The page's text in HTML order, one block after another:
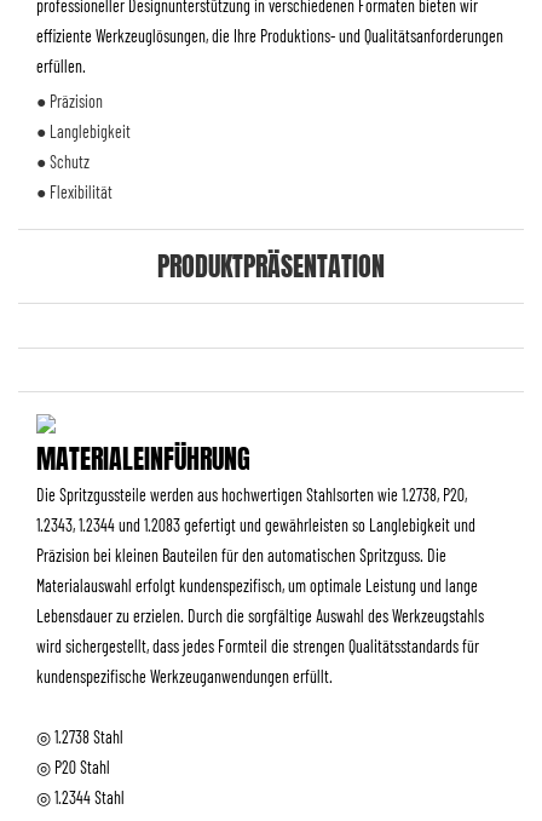
professioneller Designunterstützung in verschiedenen Formaten bieten wir
effiziente Werkzeuglösungen, die Ihre Produktions- und Qualitätsanforderungen
erfüllen.
● Präzision
● Langlebigkeit
● Schutz
● Flexibilität
PRODUKTPRÄSENTATION
MATERIALEINFÜHRUNG
Die Spritzgussteile werden aus hochwertigen Stahlsorten wie 1.2738, P20,
1.2343, 1.2344 und 1.2083 gefertigt und gewährleisten so Langlebigkeit und
Präzision bei kleinen Bauteilen für den automatischen Spritzguss. Die
Materialauswahl erfolgt kundenspezifisch, um optimale Leistung und lange
Lebensdauer zu erzielen. Durch die sorgfältige Auswahl des Werkzeugstahls
wird sichergestellt, dass jedes Formteil die strengen Qualitätsstandards für
kundenspezifische Werkzeuganwendungen erfüllt.
◎ 1.2738 Stahl
◎ P20 Stahl
◎ 1.2344 Stahl